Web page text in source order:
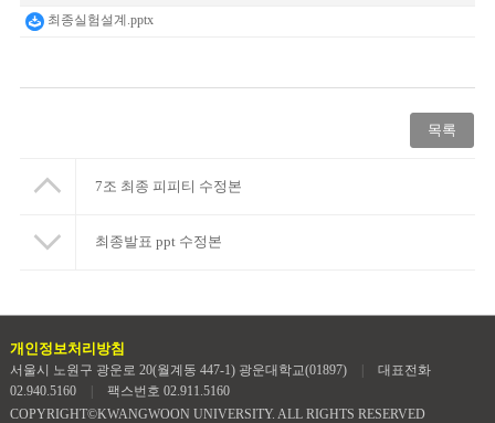
최종실험설계.pptx
목록
7조 최종 피피티 수정본
최종발표 ppt 수정본
개인정보처리방침
서울시 노원구 광운로 20(월계동 447-1) 광운대학교(01897)
대표전화
02.940.5160
팩스번호 02.911.5160
COPYRIGHT©KWANGWOON UNIVERSITY. ALL RIGHTS RESERVED